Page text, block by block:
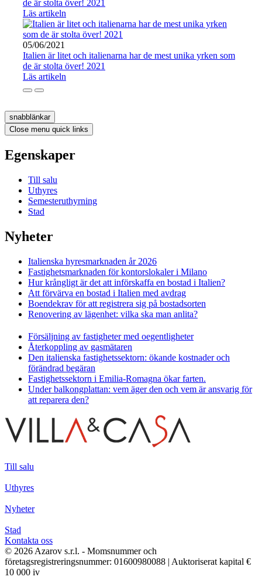
de är stolta över! 2021
Läs artikeln
05/06/2021
Italien är litet och italienarna har de mest unika yrken som
de är stolta över! 2021
Läs artikeln
snabblänkar
Close menu quick links
Egenskaper
Till salu
Uthyres
Semesteruthyrning
Stad
Nyheter
Italienska hyresmarknaden år 2026
Fastighetsmarknaden för kontorslokaler i Milano
Hur krångligt är det att införskaffa en bostad i Italien?
Att förvärva en bostad i Italien med avdrag
Boendekrav för att registrera sig på bostadsorten
Renovering av lägenhet: vilka ska man anlita?
Försäljning av fastigheter med oegentligheter
Återkoppling av gasmätaren
Den italienska fastighetssektorn: ökande kostnader och
förändrad begäran
Fastighetssektorn i Emilia-Romagna ökar farten.
Under balkongplattan: vem äger den och vem är ansvarig för
att reparera den?
Till salu
Uthyres
Nyheter
Stad
Kontakta oss
© 2026 Azarov s.r.l. - Momsnummer och
företagsregistreringsnummer: 01600980088 | Auktoriserat kapital €
10 000 iv